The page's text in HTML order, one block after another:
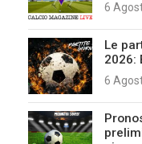
6
Le
2026:
6